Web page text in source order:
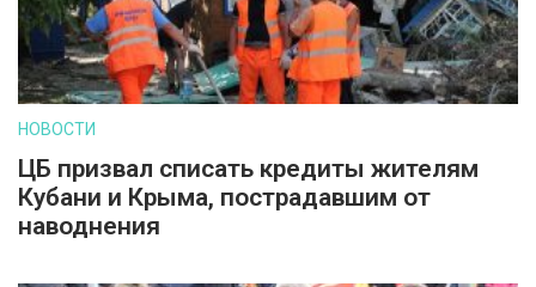
НОВОСТИ
ЦБ призвал списать кредиты жителям
Кубани и Крыма, пострадавшим от
наводнения